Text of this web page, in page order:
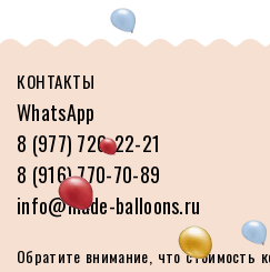
КОНТАКТЫ
WhatsApp
8 (977) 726-22-21
8 (916) 770-70-89
info@made-balloons.ru
Обратите внимание, что стоимость